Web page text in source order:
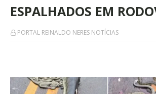
ESPALHADOS EM
PORTAL REINALDO NERES NOTÍCIAS